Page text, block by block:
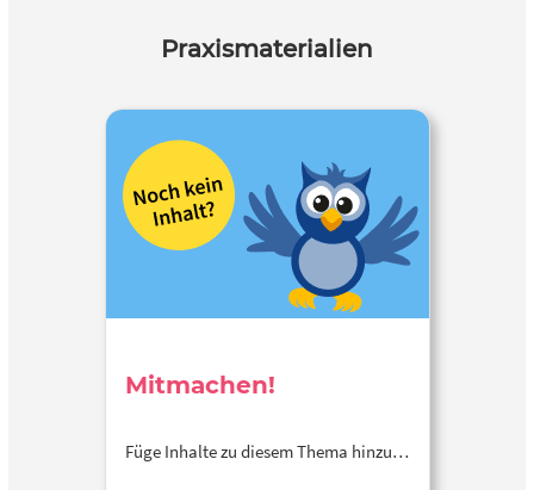
Praxismaterialien
Mitmachen!
Füge Inhalte zu diesem Thema hinzu…